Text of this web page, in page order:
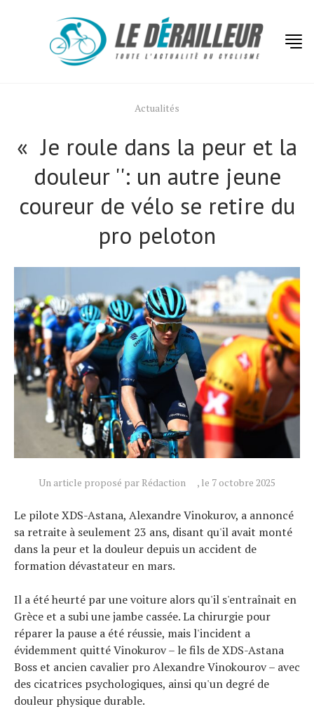
Actualités
« Je roule dans la peur et la
douleur '': un autre jeune
coureur de vélo se retire du
pro peloton
Un article proposé par Rédaction , le 7 octobre 2025
Le pilote XDS-Astana, Alexandre Vinokurov, a annoncé
sa retraite à seulement 23 ans, disant qu'il avait monté
dans la peur et la douleur depuis un accident de
formation dévastateur en mars.
Il a été heurté par une voiture alors qu'il s'entraînait en
Grèce et a subi une jambe cassée. La chirurgie pour
réparer la pause a été réussie, mais l'incident a
évidemment quitté Vinokurov – le fils de XDS-Astana
Boss et ancien cavalier pro Alexandre Vinokourov – avec
des cicatrices psychologiques, ainsi qu'un degré de
douleur physique durable.
Actualités
Conseils
Tendances
Tous nos articles
À propos